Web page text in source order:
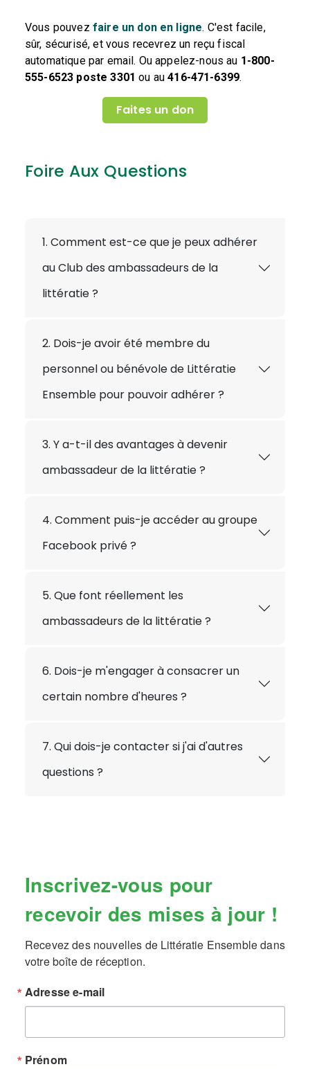
Vous pouvez faire un don en ligne. C'est facile,
sûr, sécurisé, et vous recevrez un reçu fiscal
automatique par email. Ou appelez-nous au 1-800-
555-6523 poste 3301ou au416-471-6399.
Faites un don
Foire Aux Questions
1. Comment est-ce que je peux adhérer
au Club des ambassadeurs de la
littératie ?
2. Dois-je avoir été membre du
personnel ou bénévole de Littératie
Ensemble pour pouvoir adhérer ?
3. Y a-t-il des avantages à devenir
ambassadeur de la littératie ?
4. Comment puis-je accéder au groupe
Facebook privé ?
5. Que font réellement les
ambassadeurs de la littératie ?
6. Dois-je m'engager à consacrer un
certain nombre d'heures ?
7. Qui dois-je contacter si j'ai d'autres
questions ?
Inscrivez-vous pour
recevoir des mises à jour !
Recevez des nouvelles de Littératie Ensemble dans
votre boîte de réception.
Adresse e-mail
Prénom